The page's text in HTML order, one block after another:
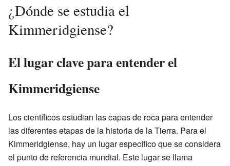
¿Dónde se estudia el
Kimmeridgiense?
El lugar clave para entender el
Kimmeridgiense
Los científicos estudian las capas de roca para entender
las diferentes etapas de la historia de la Tierra. Para el
Kimmeridgiense, hay un lugar específico que se considera
el punto de referencia mundial. Este lugar se llama